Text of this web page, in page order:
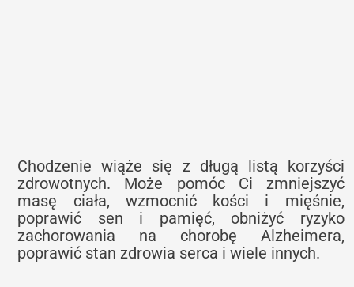
Chodzenie wiąże się z długą listą korzyści
zdrowotnych. Może pomóc Ci zmniejszyć
masę ciała, wzmocnić kości i mięśnie,
poprawić sen i pamięć, obniżyć ryzyko
zachorowania na chorobę Alzheimera,
poprawić stan zdrowia serca i wiele innych.